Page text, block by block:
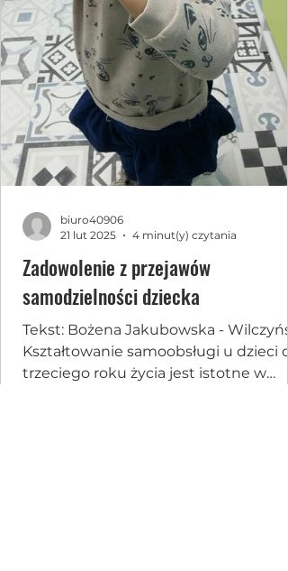
Zadowolenie z przejawów
samodzielności dziecka
Tekst: Bożena Jakubowska -
Kształtowanie samoobsługi u dzieci
trzeciego roku życia jest istotne w
biuro40906
21 lut 2025
4 minut(y) czytania